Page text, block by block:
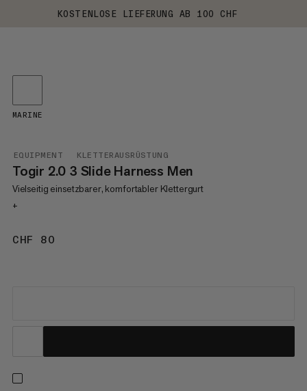
KOSTENLOSE LIEFERUNG AB 100 CHF
EQUIPMENT KLETTERAUSRÜSTUNG
Togir 2.0 3 Slide Harness Men
Vielseitig einsetzbarer, komfortabler Klettergurt
+
CHF 80
MARINE